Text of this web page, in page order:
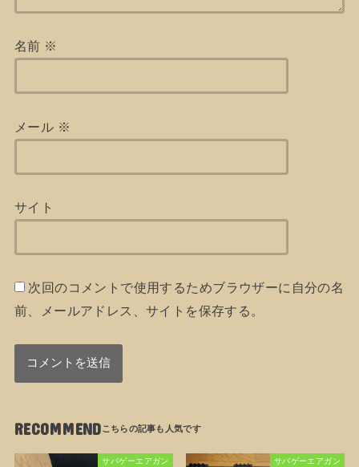
名前 ※
メール ※
サイト
次回のコメントで使用するためブラウザーに自分の名
前、メールアドレス、サイトを保存する。
RECOMMEND
サバゲーエアガン サバゲーエアガン